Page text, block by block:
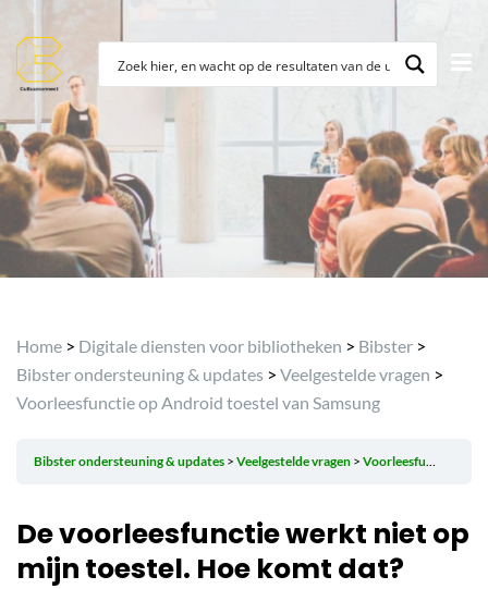
Archief
Home > Digitale diensten voor bibliotheken > Bibster >
Bibster ondersteuning & updates > Veelgestelde vragen >
Voorleesfunctie op Android toestel van Samsung
Bibster ondersteuning & updates Veelgestelde vragen Voorleesfunctie op Android toestel van Samsung
De voorleesfunctie werkt niet op
mijn toestel. Hoe komt dat?